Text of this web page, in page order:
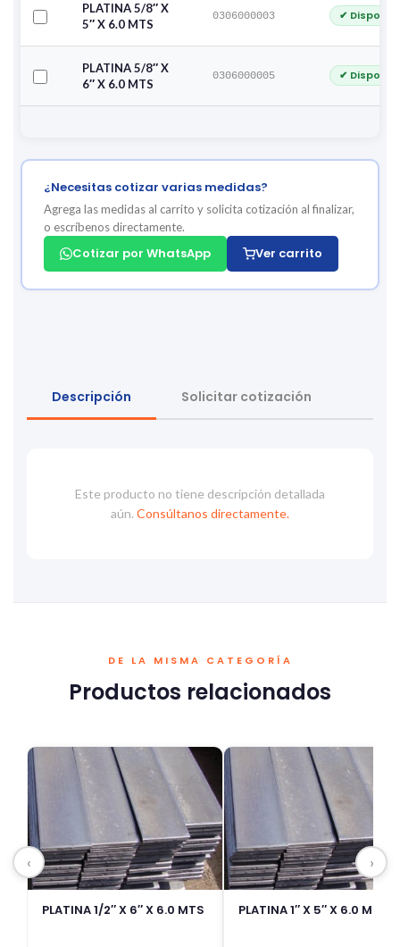
PLATINA 5/8″ X
5″ X 6.0 MTS
0306000003 ✔
PLATINA 5/8″ X
6″ X 6.0 MTS
0306000005 ✔
¿Necesitas cotizar varias medidas?
Agrega las medidas al carrito y solicita cotización al finalizar,
o escríbenos directamente.
Cotizar por WhatsApp Ver carrito
Descripción Solicitar cotización
Este producto no tiene descripción detallada
aún. Consúltanos directamente.
DE LA MISMA CATEGORÍA
Productos relacionados
PLATINA 1/2″ X 6″ X 6.0 MTS PLATINA 1″ X 5″ X 6.0 MTS
‹ ›